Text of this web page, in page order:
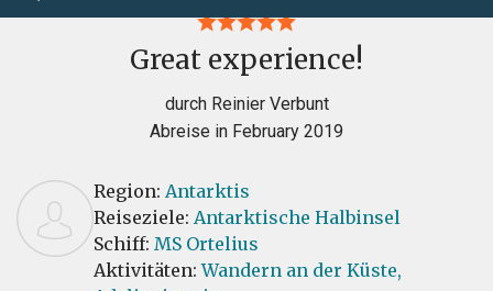
Great experience!
durch Reinier Verbunt
Abreise in February 2019
Region: Antarktis
Reiseziele: Antarktische Halbinsel
Schiff: MS Ortelius
Aktivitäten:Wandern an der Küste,